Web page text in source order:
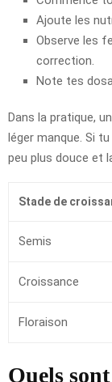
Ajoute les
Observe les
correction.
Note tes
Dans la pratique,
léger manque. Si
peu plus douce et
Stade de
Semis
Croissance
Floraison
Quels